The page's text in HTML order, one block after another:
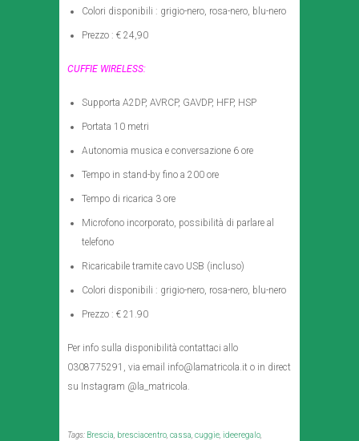
Colori disponibili : grigio-nero, rosa-nero, blu-nero
Prezzo : € 24,90
CUFFIE WIRELESS:
Supporta A2DP, AVRCP, GAVDP, HFP, HSP
Portata 10 metri
Autonomia musica e conversazione 6 ore
Tempo in stand-by fino a 200 ore
Tempo di ricarica 3 ore
Microfono incorporato, possibilità di parlare al
telefono
Ricaricabile tramite cavo USB (incluso)
Colori disponibili : grigio-nero, rosa-nero, blu-nero
Prezzo : € 21.90
Per info sulla disponibilità contattaci allo
0308775291, via email info@lamatricola.it o in direct
su Instagram @la_matricola.
Tags: Brescia, bresciacentro, cassa, cuggie, ideeregalo,